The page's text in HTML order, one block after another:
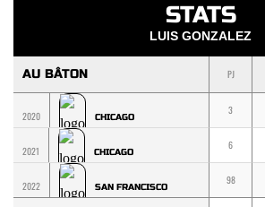
STATS
LUIS GONZALEZ
AU BÂTON PJ
2020 CHICAGO
3
2021 CHICAGO
6
2022 SAN FRANCISCO
98